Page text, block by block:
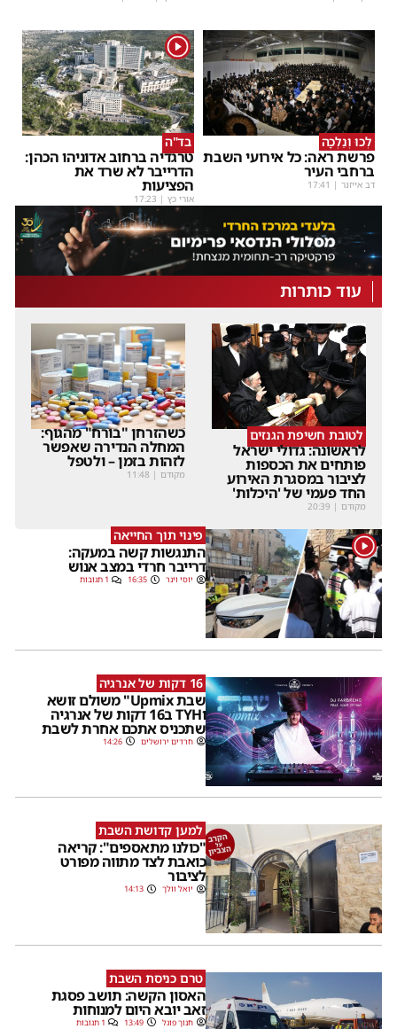
לְכוּ וְנֵלְכָה
פרשת ראה: כל אירועי השבת
ברחבי העיר
דב אייזנר |
17:41
1
בד"ה
טרגדיה ברחוב אדוניהו הכהן:
הדרייבר לא שרד את
הפציעות
אורי כץ |
17:23
עוד כותרות
לטובת חשיפת הגנזים
לראשונה: גדולי ישראל
פותחים את הכספות
לציבור במסגרת האירוע
החד פעמי של 'היכלות'
מקודם |
20:39
כשהזרחן "בורח" מהגוף:
המחלה הנדירה שאפשר
לזהות בזמן – ולטפל
מקודם |
11:48
1 פינוי תוך החייאה
התנגשות קשה במעקה:
דרייבר חרדי במצב אנוש
יוסי וינר 16:35 1 תגובות
16 דקות של אנרגיה
שבת Upmix" משולם זושא
וTYH ב16 דקות של אנרגיה
שתכניס אתכם אחרת לשבת
חרדים ירושלים 14:26
למען קדושת השבת
"כולנו מתאספים": קריאה
כואבת לצד מתווה מפורט
לציבור
יואל וולך 14:13
טרם כניסת השבת
האסון הקשה: תושב פסגת
זאב יובא היום למנוחות
חנוך פוגל 13:49 1 תגובות